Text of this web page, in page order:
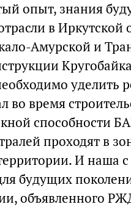
опыт, знания
в Иркутской
Амурской и
уделить
во время
способности
проходят в
И наша
будущих
объявленного